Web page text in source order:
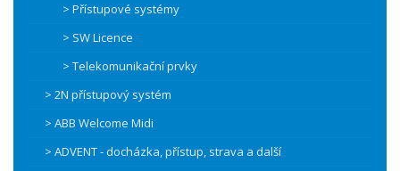
> Přístupové systémy
> SW Licence
> Telekomunikační prvky
> 2N přístupový systém
> ABB Welcome Midi
> ADVENT - docházka, přístup, strava a další